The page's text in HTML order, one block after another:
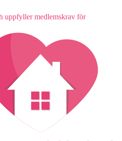
uppfyller medlemskrav för